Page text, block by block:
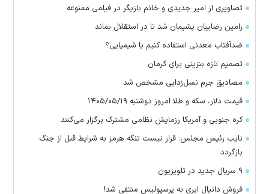
تصاویری از امیر جدیدی و خانم بازیگر در فیلمی ممنوعه
رامین رضاییان پشیمان شد تا در استقلال بماند
ضدآفتاب معدنی استفاده کنیم یا شیمیایی؟
تصمیم تازه بنزینی برای کرمان
مصادیق جرم نسل‌زدایی مشخص شد
قیمت دلار، سکه و طلا امروز دوشنبه ۱۴۰۵/۰۵/۱۹
کره جنوبی و آمریکا رزمایش نظامی مشترک برگزار می‌کنند
نایب رئیس مجلس: قرار نیست تنگه هرمز به شرایط قبل از جنگ
بازگردد
۹ سریال جدید در تلویزیون
فروش دانیال ایری به پرسپولیس منتفی شد!